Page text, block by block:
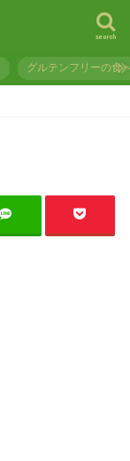
search
グルテンフリーの食